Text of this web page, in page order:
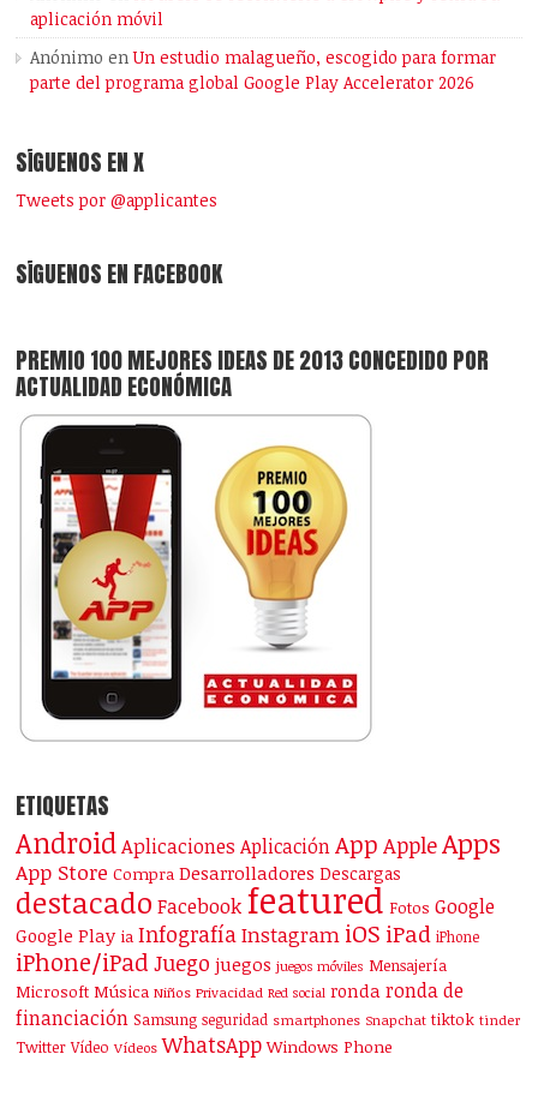
aplicación móvil
Anónimo enUn estudio malagueño, escogido para formar
parte del programa global Google Play Accelerator 2026
SÍGUENOS EN X
Tweets por @applicantes
SÍGUENOS EN FACEBOOK
PREMIO 100 MEJORES IDEAS DE 2013 CONCEDIDO POR
ACTUALIDAD ECONÓMICA
ETIQUETAS
Android Aplicaciones Aplicación App AppleApps
App Store Compra Desarrolladores Descargas
destacado Facebook featured Fotos Google
Google Play ia InfografíaInstagram iOS iPad iPhone
iPhone/iPad Juego juegos juegos móviles Mensajería
Microsoft Música Niños Privacidad Red social ronda ronda de
financiación Samsung seguridad smartphones Snapchat tiktok tinder
Twitter Vídeo Vídeos WhatsApp Windows Phone